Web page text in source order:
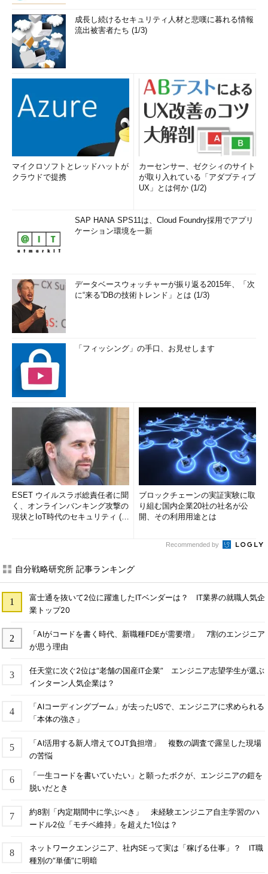
成長し続けるセキュリティ人材と悲嘆に暮れる情報
流出被害者たち (1/3)
マイクロソフトとレッドハットが
クラウドで提携
カーセンサー、ゼクシィのサイト
が取り入れている「アダプティブ
UX」とは何か (1/2)
SAP HANA SPS11は、Cloud Foundry採用でアプリ
ケーション環境を一新
データベースウォッチャーが振り返る2015年、「次
に“来る”DBの技術トレンド」とは (1/3)
「フィッシング」の手口、お見せします
ESET ウイルスラボ総責任者に聞
く、オンラインバンキング攻撃の
現状とIoT時代のセキュリティ (1/
ブロックチェーンの実証実験に取
り組む国内企業20社の社名が公
開、その利用用途とは
Recommended by
自分戦略研究所 記事ランキング
富士通を抜いて2位に躍進したITベンダーは？ IT業界の就職人気企
業トップ20
「AIがコードを書く時代、新職種FDEが需要増」 7割のエンジニア
が思う理由
任天堂に次ぐ2位は“老舗の国産IT企業” エンジニア志望学生が選ぶ
インターン人気企業は？
「AIコーディングブーム」が去ったUSで、エンジニアに求められる
「本体の強さ」
「AI活用する新人増えてOJT負担増」 複数の調査で露呈した現場
の苦悩
「一生コードを書いていたい」と願ったボクが、エンジニアの鎧を
脱いだとき
約8割「内定期間中に学ぶべき」 未経験エンジニア自主学習のハ
ードル2位「モチベ維持」を超えた1位は？
ネットワークエンジニア、社内SEって実は「稼げる仕事」？ IT職
種別の“単価”に明暗